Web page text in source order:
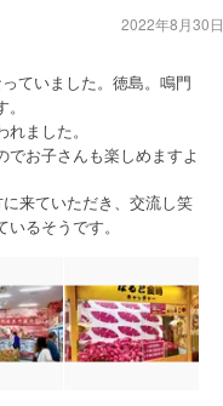
ていました。徳島。鳴門
ました。
お子さんも楽しめますよ
来ていただき、交流し笑
るそうです。
2022年8月30日